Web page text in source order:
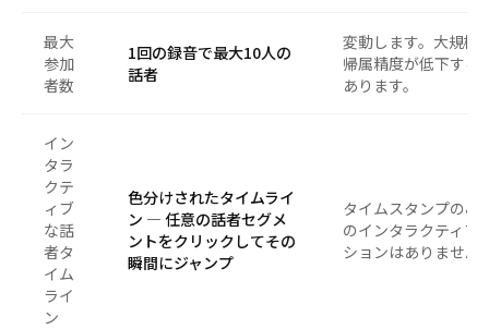
最大
参加
者数
1回の録音で最大10人の
話者
変動します。大規模
帰属精度が低下する
あります。
イン
タラ
クテ
ィブ
な話
者タ
イム
ライ
ン
色分けされたタイムライ
ン — 任意の話者セグメ
ントをクリックしてその
瞬間にジャンプ
タイムスタンプのみ
のインタラクティブ
ションはありません